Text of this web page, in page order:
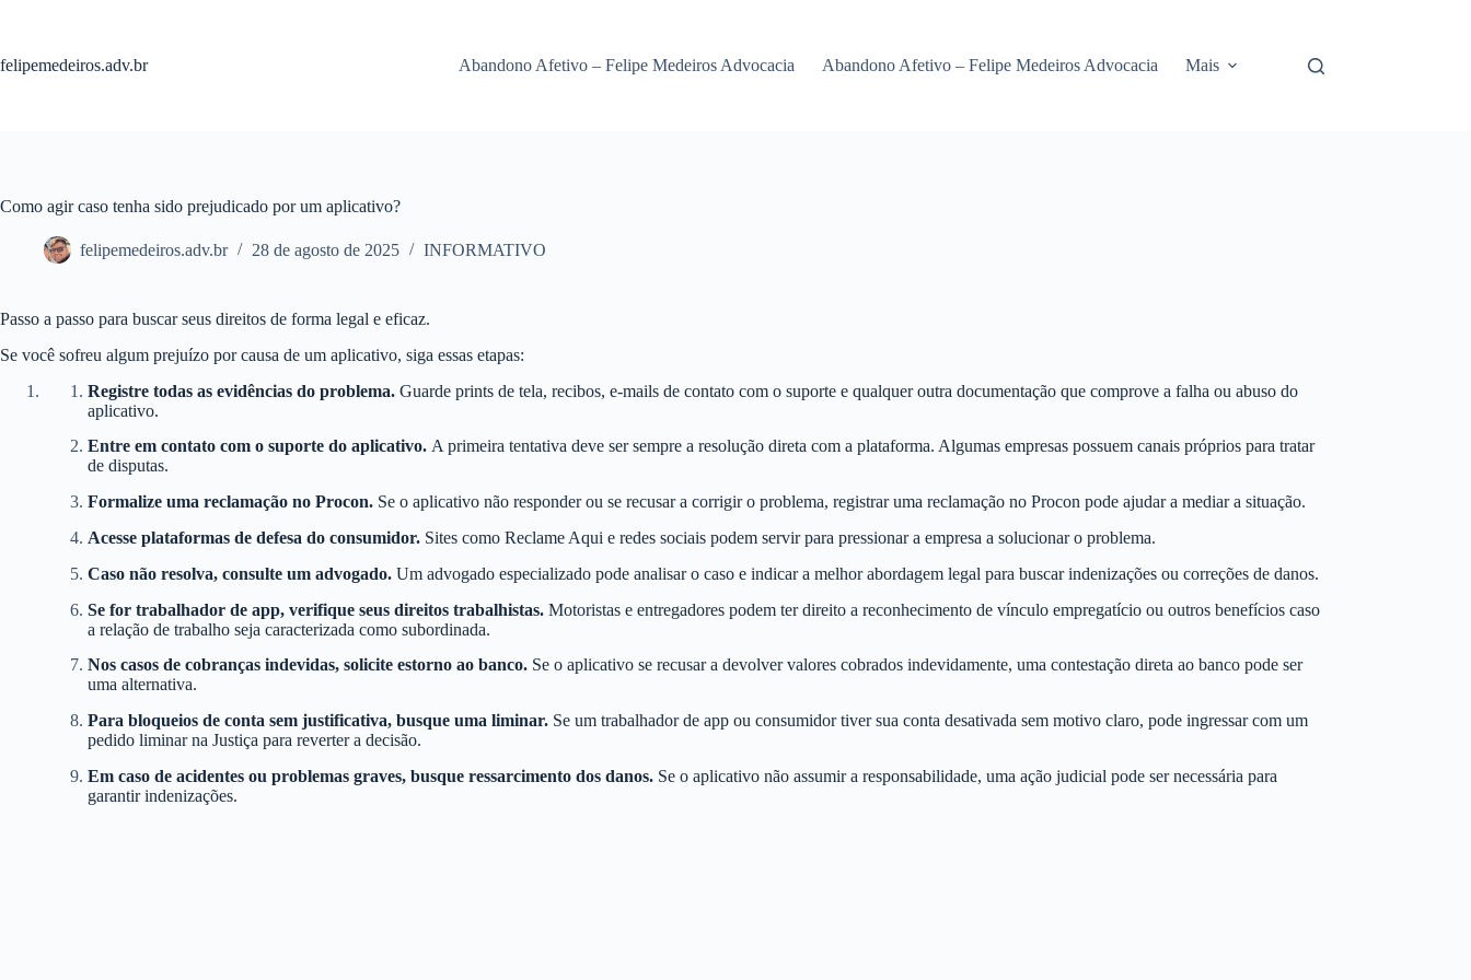
conteúdo
felipemedeiros.adv.br Abandono Afetivo – Felipe Medeiros Advocacia Abandono Afetivo – Felipe Medeiros Advocacia Mais
Como agir caso tenha sido prejudicado por um aplicativo?
felipemedeiros.adv.br 28 de agosto de 2025 INFORMATIVO
Passo a passo para buscar seus direitos de forma legal e eficaz.
Se você sofreu algum prejuízo por causa de um aplicativo, siga essas etapas:
Registre todas as evidências do problema. Guarde prints de tela, recibos, e-mails de contato com o suporte e qualquer outra documentação que comprove a falha ou abuso do
aplicativo.
Entre em contato com o suporte do aplicativo. A primeira tentativa deve ser sempre a resolução direta com a plataforma. Algumas empresas possuem canais próprios para tratar
de disputas.
Formalize uma reclamação no Procon. Se o aplicativo não responder ou se recusar a corrigir o problema, registrar uma reclamação no Procon pode ajudar a mediar a situação.
Acesse plataformas de defesa do consumidor. Sites como Reclame Aqui e redes sociais podem servir para pressionar a empresa a solucionar o problema.
Caso não resolva, consulte um advogado. Um advogado especializado pode analisar o caso e indicar a melhor abordagem legal para buscar indenizações ou correções de danos.
Se for trabalhador de app, verifique seus direitos trabalhistas. Motoristas e entregadores podem ter direito a reconhecimento de vínculo empregatício ou outros benefícios caso
a relação de trabalho seja caracterizada como subordinada.
Nos casos de cobranças indevidas, solicite estorno ao banco. Se o aplicativo se recusar a devolver valores cobrados indevidamente, uma contestação direta ao banco pode ser
uma alternativa.
Para bloqueios de conta sem justificativa, busque uma liminar. Se um trabalhador de app ou consumidor tiver sua conta desativada sem motivo claro, pode ingressar com um
pedido liminar na Justiça para reverter a decisão.
Em caso de acidentes ou problemas graves, busque ressarcimento dos danos. Se o aplicativo não assumir a responsabilidade, uma ação judicial pode ser necessária para
garantir indenizações.